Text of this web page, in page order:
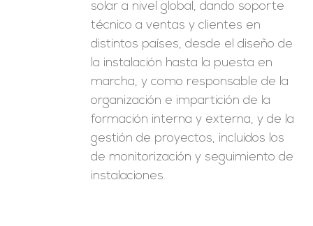
solar a nivel global, dando soporte
técnico a ventas y clientes en
distintos países, desde el diseño de
la instalación hasta la puesta en
marcha, y como responsable de la
organización e impartición de la
formación interna y externa, y de la
gestión de proyectos, incluidos los
de monitorización y seguimiento de
instalaciones.